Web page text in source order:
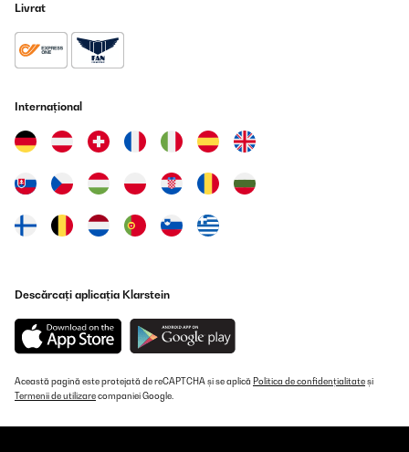
Merci de votre compréhension et n'hésitez pas à nous contacter
si vous avez besoin d'aide.
Cordialement,
L'équipe Klarstein
_______________________________
Mhend
Ich sag’s gleich: Der Klarstein Minikühlschrank ist mein
braucht keinen Kaffee und sorgt dafür, dass meiner immer schön
gekühlt bleibt. Was will man mehr?Temperatur? Punktlandung.
Nicht zu warm, nicht zu kalt – einfach perfekt. Oben steht eine
Einsatz im Kaffee. Und das Beste: Das Teil ist flüsterleise. Kein
nerviges Brummen, kein Summen, nur angenehme Stille.Die
Livrat
Internațional
Descărcați aplicația Klarstein
Această pagină este protejată de reCAPTCHA și se aplică Politica de confidențialitateși
Termenii de utilizarecompaniei Google.